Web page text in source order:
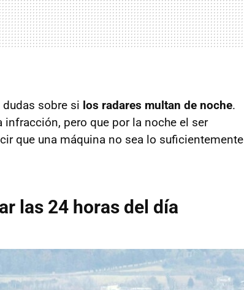
sobre si los radares multan de noche.
infracción, pero que por la noche el ser
que una máquina no sea lo suficientemente
las 24 horas del día